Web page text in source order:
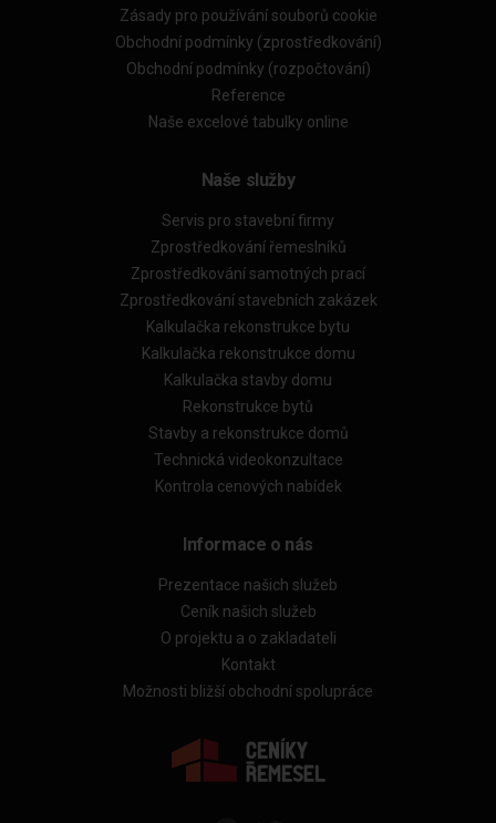
Zásady pro používání souborů cookie
Obchodní podmínky (zprostředkování)
Obchodní podmínky (rozpočtování)
Reference
Naše excelové tabulky online
Naše služby
Servis pro stavební firmy
Zprostředkování řemeslníků
Zprostředkování samotných prací
Zprostředkování stavebních zakázek
Kalkulačka rekonstrukce bytu
Kalkulačka rekonstrukce domu
Kalkulačka stavby domu
Rekonstrukce bytů
Stavby a rekonstrukce domů
Technická videokonzultace
Kontrola cenových nabídek
Informace o nás
Prezentace našich služeb
Ceník našich služeb
O projektu a o zakladateli
Kontakt
Možnosti bližší obchodní spolupráce